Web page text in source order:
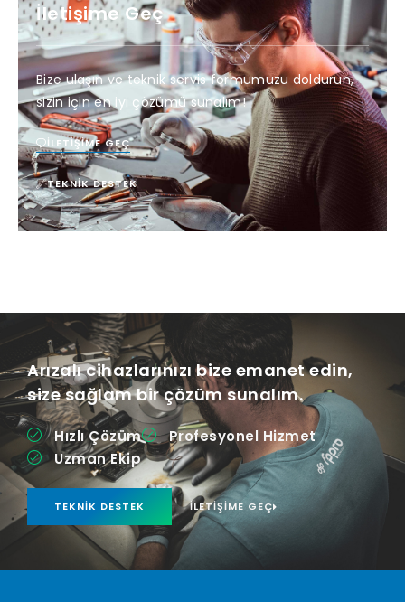
İletişime Geç
Bize ulaşın ve teknik servis formumuzu doldurun,
sizin için en iyi çözümü sunalım!
İLETIŞIME GEÇ
TEKNIK DESTEK
Arızalı cihazlarınızı bize emanet edin,
size sağlam bir çözüm sunalım.
Hızlı Çözüm
Profesyonel Hizmet
Uzman Ekip
TEKNIK DESTEK İLETIŞIME GEÇ